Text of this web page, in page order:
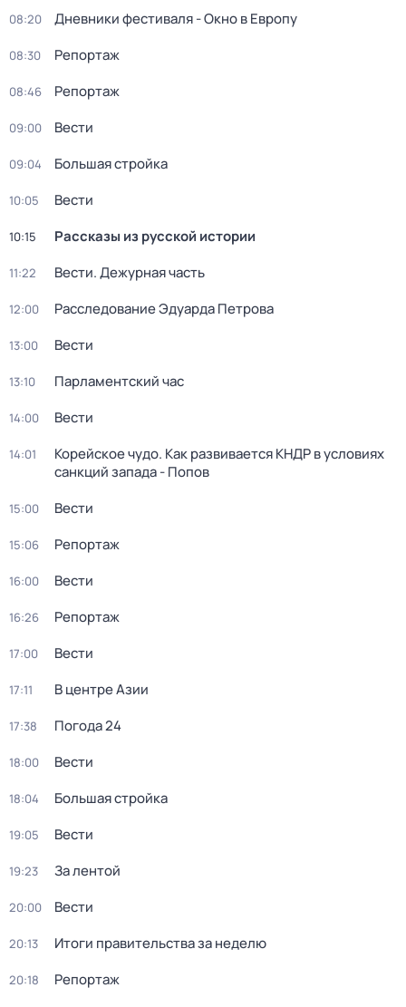
08:20 Дневники фестиваля - Окно в Европу
08:30 Репортаж
08:46 Репортаж
09:00 Вести
09:04 Большая стройка
10:05 Вести
10:15 Рассказы из русской истории
11:22 Вести. Дежурная часть
12:00 Расследование Эдуарда Петрова
13:00 Вести
13:10 Парламентский час
14:00 Вести
14:01
Корейское чудо. Как развивается КНДР в условиях
санкций запада - Попов
15:00 Вести
15:06 Репортаж
16:00 Вести
16:26 Репортаж
17:00 Вести
17:11 В центре Азии
17:38 Погода 24
18:00 Вести
18:04 Большая стройка
19:05 Вести
19:23 За лентой
20:00 Вести
20:13 Итоги правительства за неделю
20:18
Репортаж